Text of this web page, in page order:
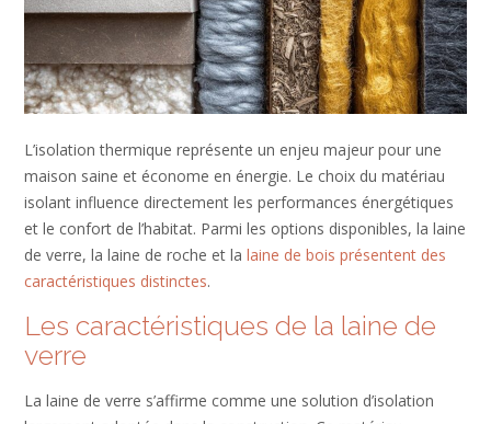
L’isolation thermique représente un enjeu majeur pour une
maison saine et économe en énergie. Le choix du matériau
isolant influence directement les performances énergétiques
et le confort de l’habitat. Parmi les options disponibles, la laine
de verre, la laine de roche et la laine de bois présentent des
caractéristiques distinctes.
Les caractéristiques de la laine de
verre
La laine de verre s’affirme comme une solution d’isolation